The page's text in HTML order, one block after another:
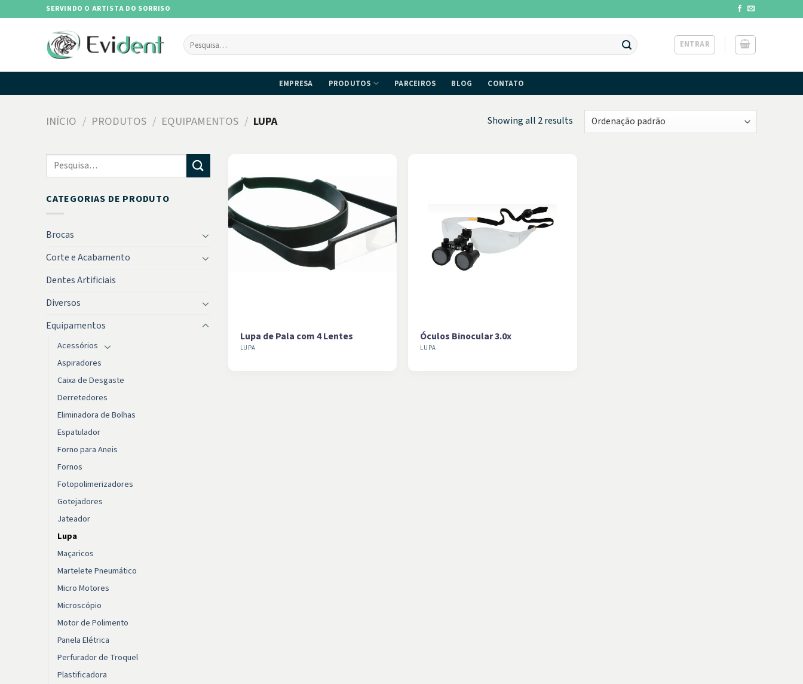
to
SERVINDO O ARTISTA DO SORRISO
Pesquisar
por:
ENTRAR
EMPRESA PRODUTOS PARCEIROS BLOG CONTATO
INÍCIO / PRODUTOS / EQUIPAMENTOS / LUPA Showing all 2 results
Pesquisar
por:
CATEGORIAS DE PRODUTO
Brocas
Corte e Acabamento
Dentes Artificiais
Diversos
Equipamentos
Acessórios
Aspiradores
Caixa de Desgaste
Derretedores
Eliminadora de Bolhas
Espatulador
Forno para Aneis
Fornos
Fotopolimerizadores
Gotejadores
Jateador
Lupa
Maçaricos
Martelete Pneumático
Micro Motores
Microscópio
Motor de Polimento
Panela Elétrica
Perfurador de Troquel
Plastificadora
LUPA
Lupa de Pala com 4 Lentes
LUPA
Óculos Binocular 3.0x